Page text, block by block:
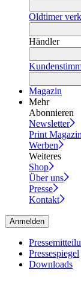
Oldtimer
Händler
Magazin
Mehr
Abonnieren
Newsletter
Print Magazin
Werben
Weiteres
Shop
Über uns
Presse
Kontakt
Anmelden
Pressespiegel
Downloads